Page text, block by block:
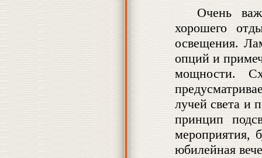
Очень
хорошего
освещения.
опций и
мощности.
лучей света и
принцип
мероприятия,
юбилейная